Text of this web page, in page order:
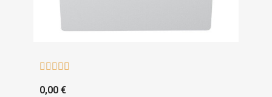
    
0,00 €